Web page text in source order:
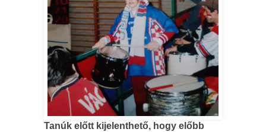
Tanúk előtt kijelenthető, hogy előbb